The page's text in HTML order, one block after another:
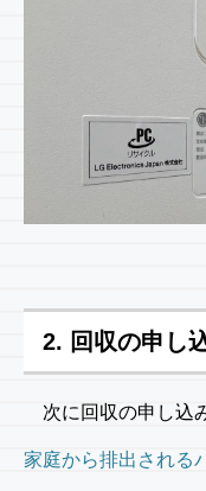
2. 回収の申し
次に回収の申し込
家庭から排出される